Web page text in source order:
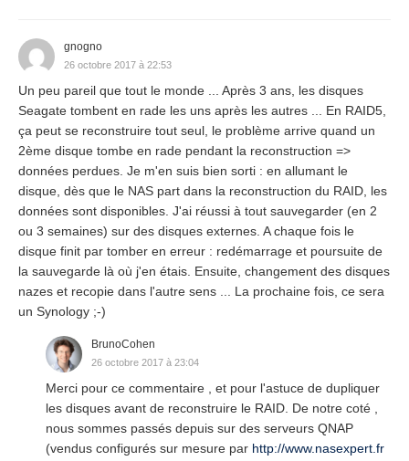
gnogno
26 octobre 2017 à 22:53
Un peu pareil que tout le monde ... Après 3 ans, les disques
Seagate tombent en rade les uns après les autres ... En RAID5,
ça peut se reconstruire tout seul, le problème arrive quand un
2ème disque tombe en rade pendant la reconstruction =>
données perdues. Je m'en suis bien sorti : en allumant le
disque, dès que le NAS part dans la reconstruction du RAID, les
données sont disponibles. J'ai réussi à tout sauvegarder (en 2
ou 3 semaines) sur des disques externes. A chaque fois le
disque finit par tomber en erreur : redémarrage et poursuite de
la sauvegarde là où j'en étais. Ensuite, changement des disques
nazes et recopie dans l'autre sens ... La prochaine fois, ce sera
un Synology ;-)
BrunoCohen
26 octobre 2017 à 23:04
Merci pour ce commentaire , et pour l'astuce de dupliquer
les disques avant de reconstruire le RAID. De notre coté ,
nous sommes passés depuis sur des serveurs QNAP
(vendus configurés sur mesure par http://www.nasexpert.fr